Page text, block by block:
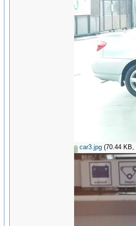
car3.jpg (70.44 KB,